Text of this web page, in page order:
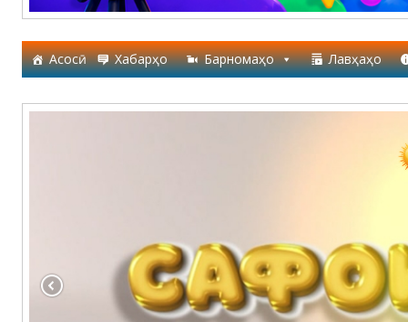
Асосӣ Хабарҳо Барномаҳо Лавҳаҳо